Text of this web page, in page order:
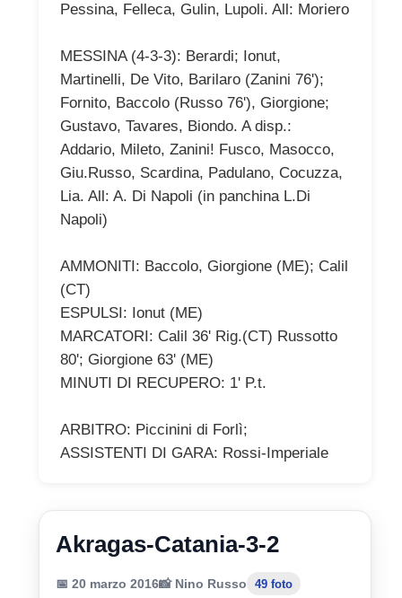
Pessina, Felleca, Gulin, Lupoli. All: Moriero
MESSINA (4-3-3): Berardi; Ionut,
Martinelli, De Vito, Barilaro (Zanini 76');
Fornito, Baccolo (Russo 76'), Giorgione;
Gustavo, Tavares, Biondo. A disp.:
Addario, Mileto, Zanini! Fusco, Masocco,
Giu.Russo, Scardina, Padulano, Cocuzza,
Lia. All: A. Di Napoli (in panchina L.Di
Napoli)
AMMONITI: Baccolo, Giorgione (ME); Calil
(CT)
ESPULSI: Ionut (ME)
MARCATORI: Calil 36' Rig.(CT) Russotto
80'; Giorgione 63' (ME)
MINUTI DI RECUPERO: 1' P.t.
ARBITRO: Piccinini di Forlì;
ASSISTENTI DI GARA: Rossi-Imperiale
Akragas-Catania-3-2
📅 20 marzo 2016📸 Nino Russo 49 foto